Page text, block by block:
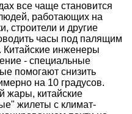
все чаще становится
работающих на
строители и другие
часы под палящим
Китайские инженеры
- специальные
помогают снизить
на 10 градусов.
жары, китайские
жилеты с климат-